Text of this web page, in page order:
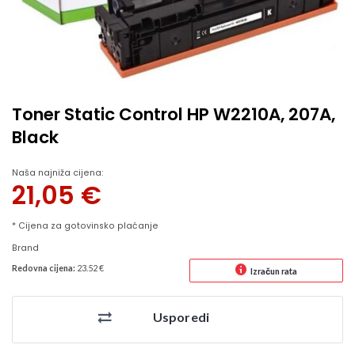
Toner Static Control HP W2210A, 207A,
Black
Naša najniža cijena:
21,05 €
* Cijena za gotovinsko plaćanje
Brand
Redovna cijena: 23.52 € Izračun rata
Usporedi